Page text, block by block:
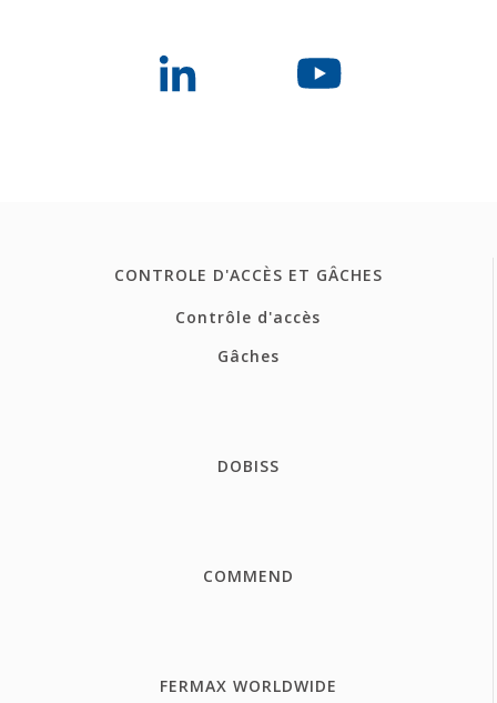
CONTROLE D'ACCÈS ET GÂCHES
Contrôle d'accès
Gâches
DOBISS
COMMEND
FERMAX WORLDWIDE